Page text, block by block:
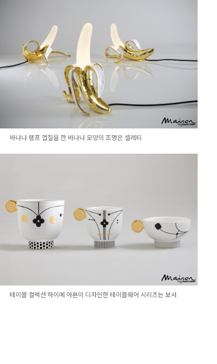
바나나 램프 껍질을 깐 바나나 모양의 조명은 셀레티.
테이블 컬렉션 하이메 아욘이 디자인한 테이블웨어 시리즈는 보사.